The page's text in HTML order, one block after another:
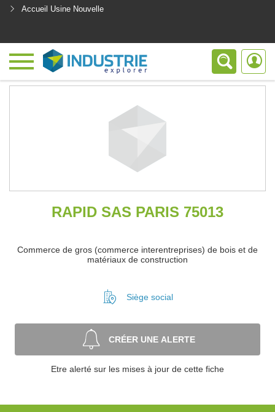
Accueil Usine Nouvelle
RAPID SAS PARIS 75013
Commerce de gros (commerce interentreprises) de bois et de
matériaux de construction
Siège social
CRÉER UNE ALERTE
Etre alerté sur les mises à jour de cette fiche